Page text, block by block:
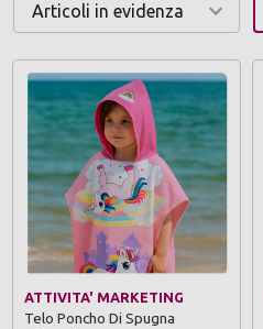
ATTIVITA' MARKETING
Telo Poncho Di Spugna